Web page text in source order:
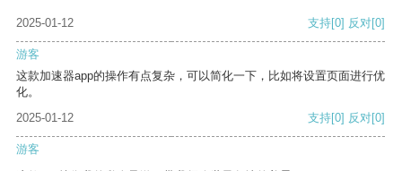
2025-01-12 支持[0] 反对[0]
游客
这款加速器app的操作有点复杂，可以简化一下，比如将设置页面进行优
化。
2025-01-12
支持[0] 反对[0]
游客